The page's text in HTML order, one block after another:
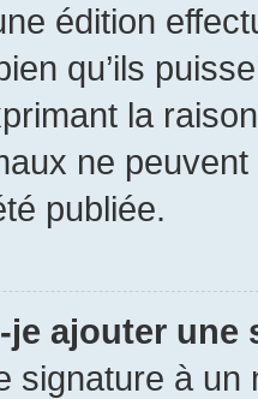
édition
qu’ils
la
ne
publiée.
ajouter une
signature à un